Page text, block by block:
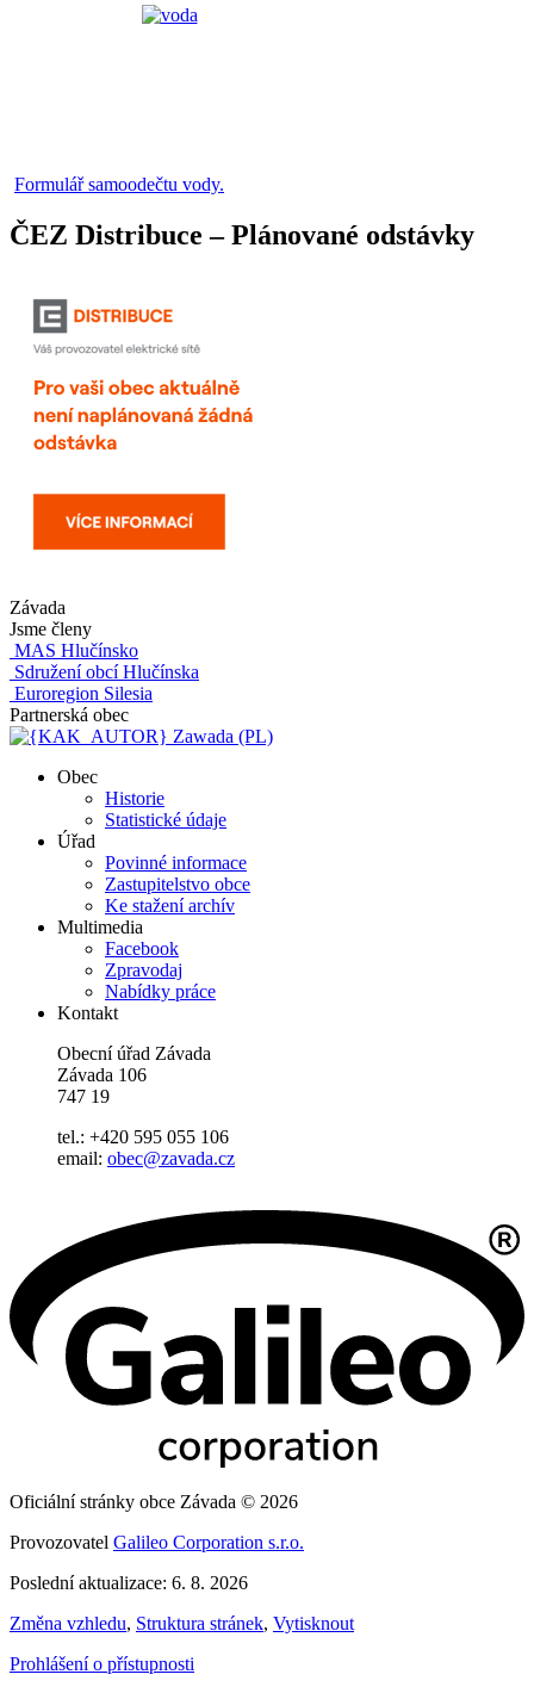
Formulář samoodečtu vody.
ČEZ Distribuce – Plánované odstávky
Závada
Jsme členy
MAS Hlučínsko
Sdružení obcí Hlučínska
Euroregion Silesia
Partnerská obec
Zawada (PL)
Obec
Historie
Statistické údaje
Úřad
Povinné informace
Zastupitelstvo obce
Ke stažení archív
Multimedia
Facebook
Zpravodaj
Nabídky práce
Kontakt
Obecní úřad Závada
Závada 106
747 19
tel.: +420 595 055 106
email: obec@zavada.cz
Oficiální stránky obce Závada © 2026
Provozovatel Galileo Corporation s.r.o.
Poslední aktualizace: 6. 8. 2026
Změna vzhledu, Struktura stránek, Vytisknout
Prohlášení o přístupnosti